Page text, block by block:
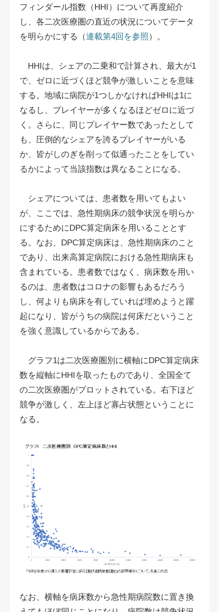
フィンダール指数（HHI）について再度紹介
し、各二次医療圏の直近の状況についてデータ
を明らかにする（連載第4回を参照 ）。
HHIは、シェアの二乗和で計算され、最大が1
で、ゼロに近づくほど競争が激しいことを意味
する。地域に病院が1つしかなければHHIは1に
なるし、プレイヤーが多くなるほどゼロに近づ
く。さらに、同じプレイヤー数であったとして
も、圧倒的なシェアを誇るプレイヤーがいる
か、皆がしのぎを削って似通ったことをしてい
るかによって当該指数は異なることになる。
シェアについては、患者数を用いてもよい
が、ここでは、急性期病床の競争状況を明らか
にするためにDPC算定病床を用いることとす
る。なお、DPC算定病床は、急性期病床のこと
であり、出来高算定病院における急性期病床も
含まれている。患者数ではなく、病床数を用い
るのは、患者数はコロナの影響もあるだろう
し、何よりも病床を有していれば埋めようと躍
起になり、皆がうちの病院は何床だということ
を強く意識しているからである。
グラフ1は二次医療圏別に横軸にDPC算定病床
数を縦軸にHHIを取ったものであり、全国全て
の二次医療圏がプロットされている。右下ほど
競争が激しく、左上ほど寡占状態ということに
なる。
なお、横軸を病床数から急性期病院数に置き換